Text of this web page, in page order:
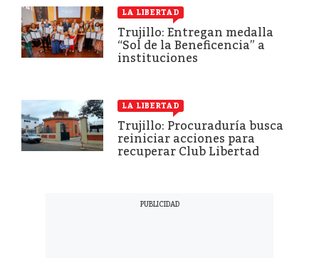
LA LIBERTAD
Trujillo: Entregan medalla
“Sol de la Beneficencia” a
instituciones
LA LIBERTAD
Trujillo: Procuraduría busca
reiniciar acciones para
recuperar Club Libertad